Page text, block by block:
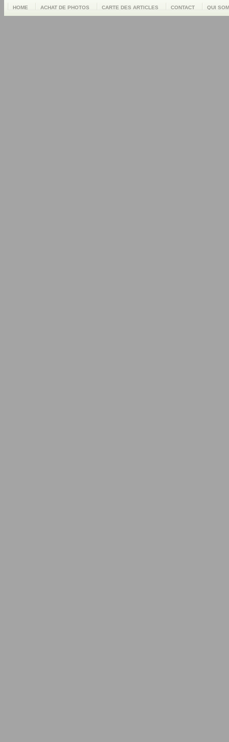
HOME ACHAT DE PHOTOS CARTE DES ARTICLES CONTACT QUI